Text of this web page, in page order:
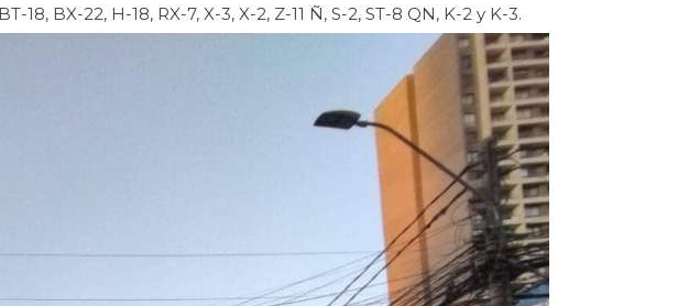
18, BX-22, H-18, RX-7, X-3, X-2, Z-11 Ñ, S-2, ST-8 QN, K-2 y K-3.